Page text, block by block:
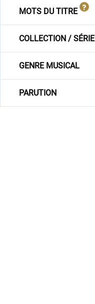
MOTS DU TITRE
COLLECTION / SÉRIE
GENRE MUSICAL
PARUTION